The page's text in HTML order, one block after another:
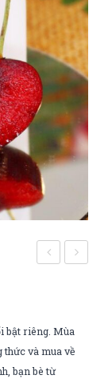
bật riêng. Mùa
thức và mua về
bạn bè từ